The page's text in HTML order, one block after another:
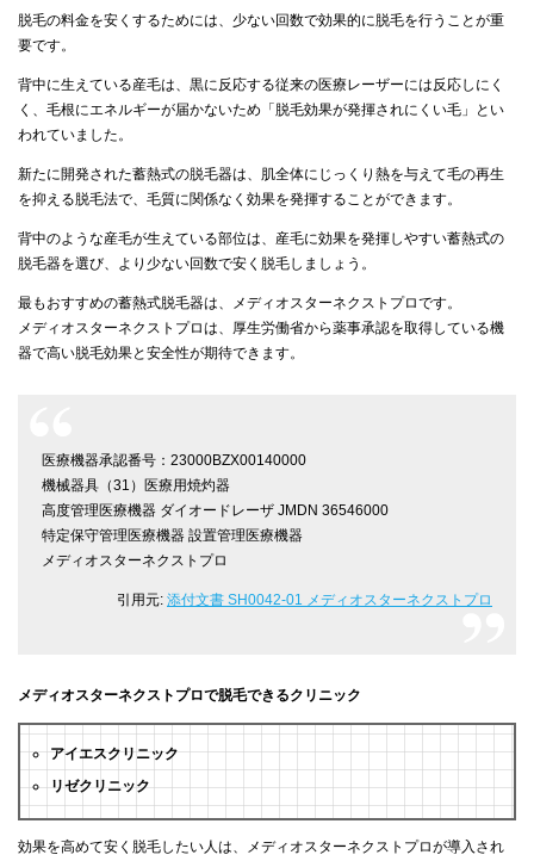
脱毛の料金を安くするためには、少ない回数で効果的に脱毛を行うことが重
要です。
背中に生えている産毛は、黒に反応する従来の医療レーザーには反応しにく
く、毛根にエネルギーが届かないため「脱毛効果が発揮されにくい毛」とい
われていました。
新たに開発された蓄熱式の脱毛器は、肌全体にじっくり熱を与えて毛の再生
を抑える脱毛法で、毛質に関係なく効果を発揮することができます。
背中のような産毛が生えている部位は、産毛に効果を発揮しやすい蓄熱式の
脱毛器を選び、より少ない回数で安く脱毛しましょう。
最もおすすめの蓄熱式脱毛器は、メディオスターネクストプロです。
メディオスターネクストプロは、厚生労働省から薬事承認を取得している機
器で高い脱毛効果と安全性が期待できます。
医療機器承認番号：23000BZX00140000
機械器具（31）医療用焼灼器
高度管理医療機器 ダイオードレーザ JMDN 36546000
特定保守管理医療機器 設置管理医療機器
メディオスターネクストプロ
引用元: 添付文書 SH0042-01 メディオスターネクストプロ
メディオスターネクストプロで脱毛できるクリニック
アイエスクリニック
リゼクリニック
効果を高めて安く脱毛したい人は、メディオスターネクストプロが導入され